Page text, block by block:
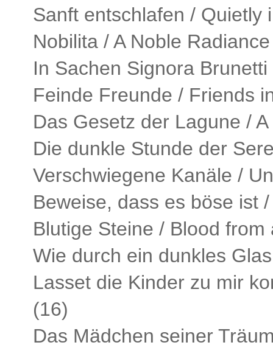
Sanft entschlafen / Quietly
Nobilita / A Noble
In Sachen Signora
Feinde Freunde / Friends
Das Gesetz der Lagune /
Die dunkle Stunde der
Verschwiegene Kanäle /
Beweise, dass es böse ist
Blutige Steine / Blood from
Wie durch ein dunkles
Lasset die Kinder zu mir
(16)
Das Mädchen seiner